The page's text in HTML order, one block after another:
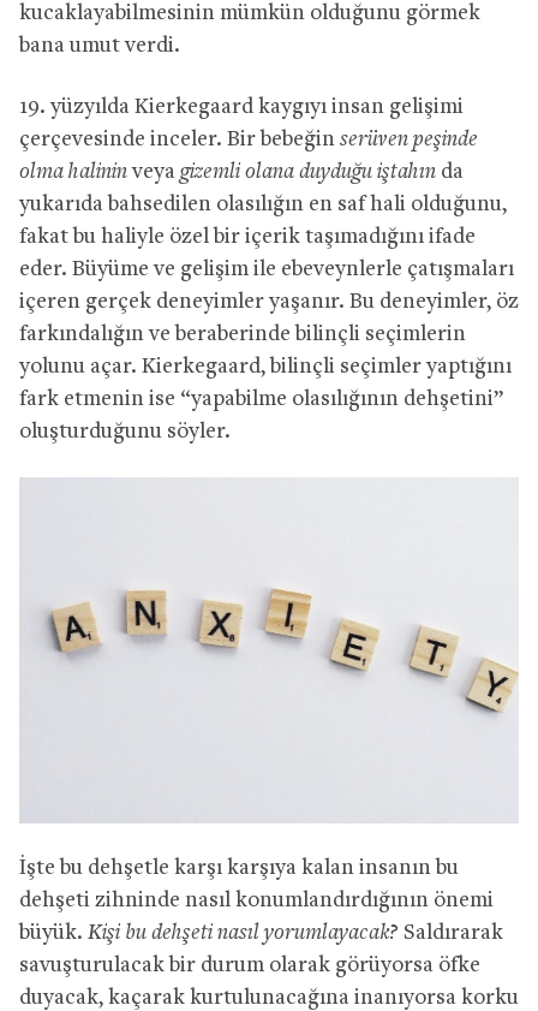
kucaklayabilmesinin mümkün olduğunu görmek
bana umut verdi.
19. yüzyılda Kierkegaard kaygıyı insan gelişimi
çerçevesinde inceler. Bir bebeğin serüven peşinde
olma halininveya gizemli olana duyduğu iştahın da
yukarıda bahsedilen olasılığın en saf hali olduğunu,
fakat bu haliyle özel bir içerik taşımadığını ifade
eder. Büyüme ve gelişim ile ebeveynlerle çatışmaları
içeren gerçek deneyimler yaşanır. Bu deneyimler, öz
farkındalığın ve beraberinde bilinçli seçimlerin
yolunu açar. Kierkegaard, bilinçli seçimler yaptığını
fark etmenin ise “yapabilme olasılığının dehşetini”
oluşturduğunu söyler.
İşte bu dehşetle karşı karşıya kalan insanın bu
dehşeti zihninde nasıl konumlandırdığının önemi
büyük. Kişi bu dehşeti nasıl yorumlayacak? Saldırarak
savuşturulacak bir durum olarak görüyorsa öfke
duyacak, kaçarak kurtulunacağına inanıyorsa korku